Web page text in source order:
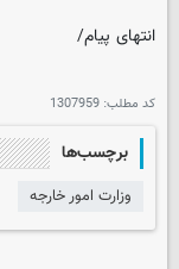
انتهای پیام/
کد مطلب: 1307959
برچسب‌ها
وزارت امور خارجه